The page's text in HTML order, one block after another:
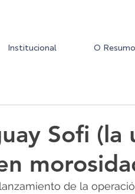
Institucional O Resumo
Sofi (la
de la